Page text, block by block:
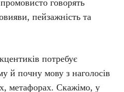
говорять
пейзажність та
потребує
й почну мову з наголосів
метафорах. Скажімо, у